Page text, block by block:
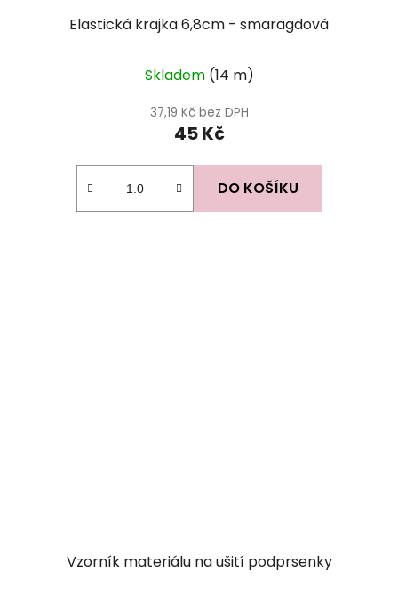
Elastická krajka 6,8cm - smaragdová
Skladem (14 m)
37,19 Kč bez DPH
45 Kč
DO KOŠÍKU
Vzorník materiálu na ušití podprsenky